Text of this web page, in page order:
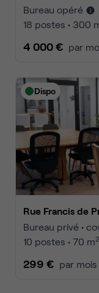
Bureau opéré
18 postes • 300
4 000 € par
Dispo
Rue Francis de
Bureau privé •
10 postes • 70 m2
299 € par mois